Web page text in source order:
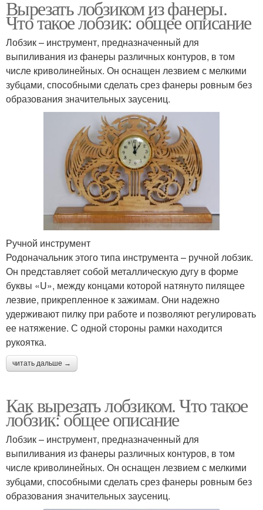
Вырезать лобзиком из фанеры.
Что такое лобзик: общее описание
Лобзик – инструмент, предназначенный для
выпиливания из фанеры различных контуров, в том
числе криволинейных. Он оснащен лезвием с мелкими
зубцами, способными сделать срез фанеры ровным без
образования значительных заусениц.
Ручной инструмент
Родоначальник этого типа инструмента – ручной лобзик.
Он представляет собой металлическую дугу в форме
буквы «U», между концами которой натянуто пилящее
лезвие, прикрепленное к зажимам. Они надежно
удерживают пилку при работе и позволяют регулировать
ее натяжение. С одной стороны рамки находится
рукоятка.
читать дальше →
Как вырезать лобзиком. Что такое
лобзик: общее описание
Лобзик – инструмент, предназначенный для
выпиливания из фанеры различных контуров, в том
числе криволинейных. Он оснащен лезвием с мелкими
зубцами, способными сделать срез фанеры ровным без
образования значительных заусениц.